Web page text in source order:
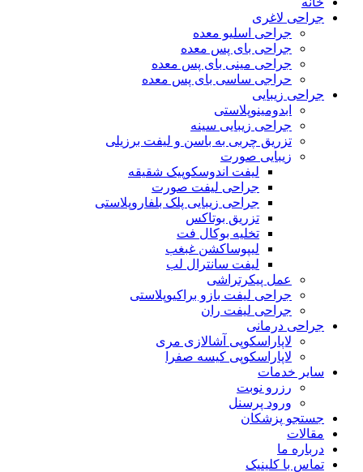
جراحی لاغری
جراحی اسلیو معده
جراحی بای پس معده
جراحی مینی بای پس معده
حراجی ساسی بای پس معده
جراحی زیبایی
ابدومینوپلاستی
جراحی زیبایی سینه
تزریق چربی به باسن و لیفت برزیلی
زیبایی صورت
لیفت اندوسکوپیک شقیقه
جراحی لیفت صورت
جراحی زیبایی پلک بلفاروپلاستی
تزریق بوتاکس
تخلیه بوکال فت
لیپوساکشن غبغب
لیفت سانترال لب
عمل پیکرتراشی
جراحی لیفت بازو براکیوپلاستی
جراحی لیفت ران
جراحی درمانی
لاپاراسکوپی آشالازی مری
لاپاراسکوپی کیسه صفرا
سایر خدمات
رزرو نوبت
ورود پرسنل
جستجو پزشکان
مقالات
درباره ما
تماس با کلینیک